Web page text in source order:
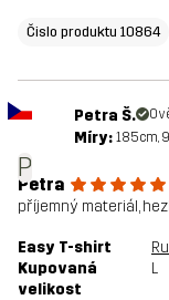
Čislo produktu 10864
P
Petra Š.
Míry: 185cm,
Petra
příjemný materiál,
Easy T-shirt
Kupovaná
velikost
L